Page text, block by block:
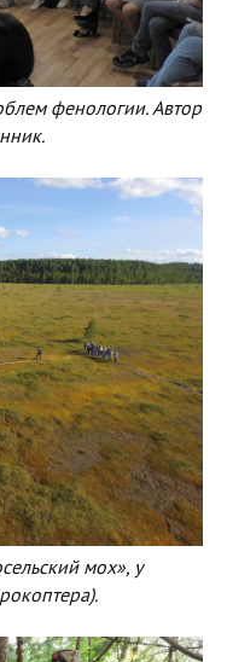
фенологии. Автор
мох», у